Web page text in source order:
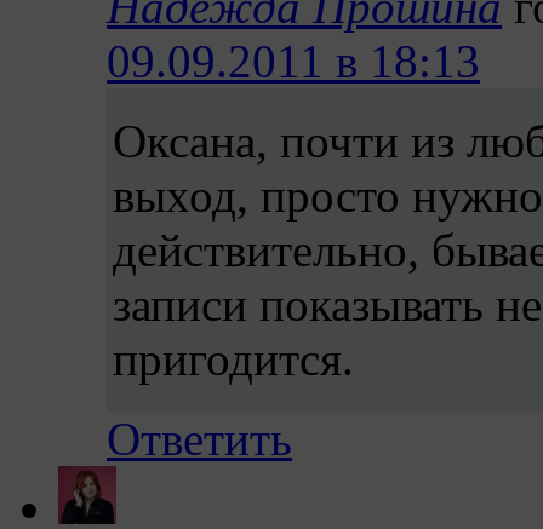
09.09.2011 в 18:13
Оксана, почти из
выход, просто
действительно,
записи показывать
пригодится.
Ответить